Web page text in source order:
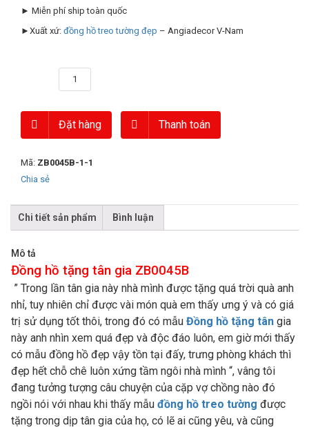
► Miễn phí ship toàn quốc
►Xuất xứ: đồng hồ treo tường đẹp – Angiadecor V-Nam
Đặt hàng Thanh toán
Mã: ZB0045B-1-1
Chia sẻ
Chi tiết sản phẩm Bình luận
Mô tả
Đồng hồ tặng tân gia ZB0045B
” Trong lần tân gia này nhà mình được tặng quá trời quà anh
nhỉ, tuy nhiên chỉ được vài món quà em thấy ưng ý và có giá
trị sử dụng tốt thôi, trong đó có mẫu Đồng hồ tặng tân gia
này anh nhìn xem quá đẹp và độc đáo luôn, em giờ mới thấy
có mẫu đồng hồ đẹp vậy tồn tại đấy, trưng phòng khách thì
đẹp hết chỗ chê luôn xứng tầm ngôi nhà mình “, vâng tôi
đang tưởng tượng câu chuyện của cặp vợ chồng nào đó
ngồi nói với nhau khi thấy mẫu đồng hồ treo tường được
tặng trong dịp tân gia của họ, có lẽ ai cũng yêu, và cũng